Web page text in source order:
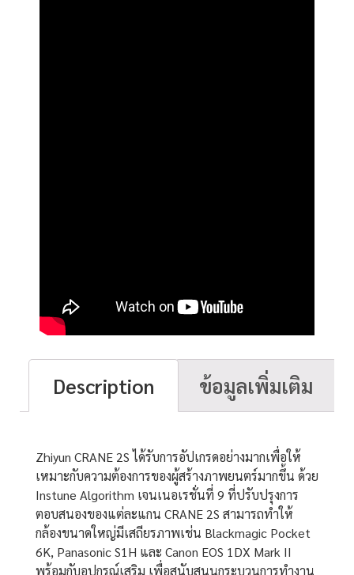
Description ข้อมูลเพิ่มเติม
Zhiyun CRANE 2S ได้รับการอัปเกรดอย่างมากเพื่อให้
เหมาะกับความต้องการของผู้สร้างภาพยนตร์มากขึ้น ด้วย
Instune Algorithm เจนเนอเรชั่นที่ 9 ที่ปรับปรุงการ
ตอบสนองของแต่ละแกน CRANE 2S สามารถทำให้
กล้องขนาดใหญ่มีเสถียรภาพเช่น Blackmagic Pocket
6K, Panasonic S1H และ Canon EOS 1DX Mark II
พร้อมกับอุปกรณ์เสริม เพื่อสนับสนุนกระบวนการทำงาน